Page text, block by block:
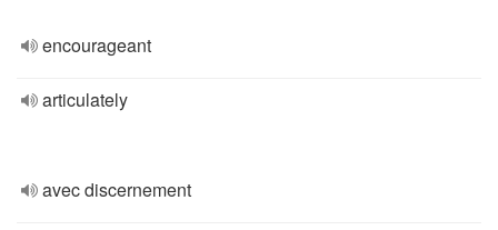
encourageant
articulately
avec discernement